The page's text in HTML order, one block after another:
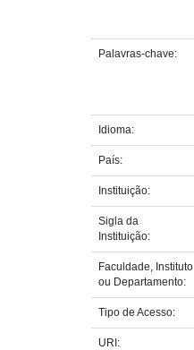
Palavras-chave:
Idioma:
País:
Instituição:
Sigla da
Instituição:
Faculdade, Instituto
ou Departamento:
Tipo de Acesso:
URI: